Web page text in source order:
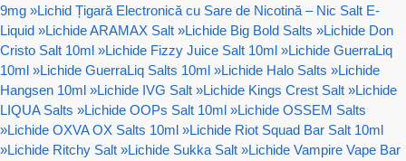
9mg »Lichid Țigară Electronică cu Sare de Nicotină – Nic Salt E-
Liquid »Lichide ARAMAX Salt »Lichide Big Bold Salts »Lichide Don
Cristo Salt 10ml »Lichide Fizzy Juice Salt 10ml »Lichide GuerraLiq
10ml »Lichide GuerraLiq Salts 10ml »Lichide Halo Salts »Lichide
Hangsen 10ml »Lichide IVG Salt »Lichide Kings Crest Salt »Lichide
LIQUA Salts »Lichide OOPs Salt 10ml »Lichide OSSEM Salts
»Lichide OXVA OX Salts 10ml »Lichide Riot Squad Bar Salt 10ml
»Lichide Ritchy Salt »Lichide Sukka Salt »Lichide Vampire Vape Bar